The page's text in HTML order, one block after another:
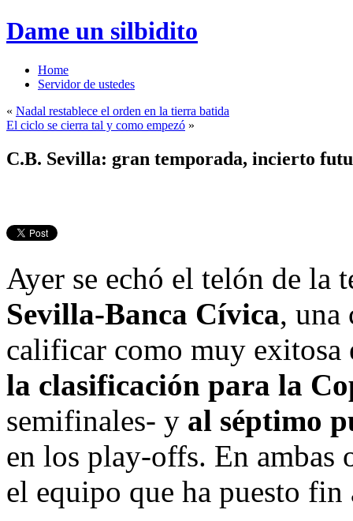
Dame un silbidito
Home
Servidor de ustedes
« Nadal restablece el orden en la tierra batida
El ciclo se cierra tal y como empezó »
C.B. Sevilla: gran temporada, incierto
Ayer se echó el telón de la
Sevilla-Banca Cívica, una
calificar como muy exitosa
la clasificación para la
semifinales- y al séptimo
en los play-offs. En ambas
el equipo que ha puesto fin